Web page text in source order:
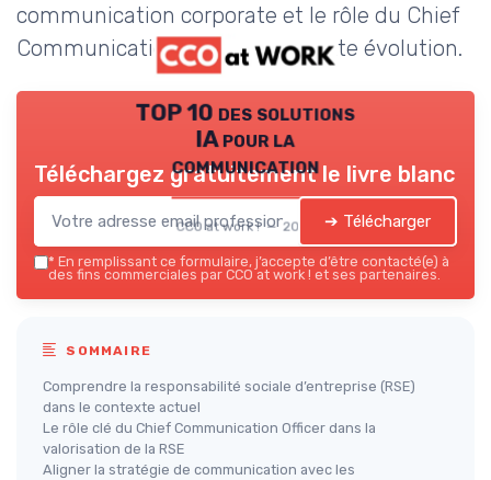
communication corporate et le rôle du Chief
Communication Officer dans cette évolution.
TOP 10 des solutions
IA pour la
communication
CCO at work ! — 2026
Téléchargez gratuitement le livre blanc
➔ Télécharger
* En remplissant ce formulaire, j’accepte d’être contacté(e) à
des fins commerciales par CCO at work ! et ses partenaires.
SOMMAIRE
Comprendre la responsabilité sociale d’entreprise (RSE)
dans le contexte actuel
Le rôle clé du Chief Communication Officer dans la
valorisation de la RSE
Aligner la stratégie de communication avec les